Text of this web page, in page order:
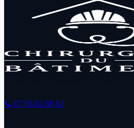
📞 07 56 82 88 82